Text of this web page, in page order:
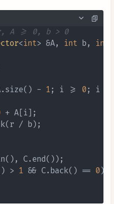
>= 0, b > 0
<int> &A, int b, int
- 1; i >= 0; i
+ A[i];
/ b);
C.end());
> 1 && C.back() == 0)